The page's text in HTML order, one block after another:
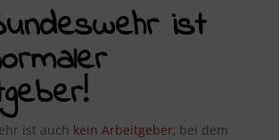
ist
ist auch kein Arbeitgeber, bei dem